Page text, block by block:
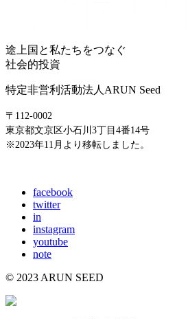
途上国と私たちをつなぐ
社会的投資
特定非営利活動法人ARUN Seed
〒112-0002
東京都文京区小石川3丁目4番14号
※2023年11月より移転しました。
facebook
twitter
in
instagram
youtube
note
© 2023 ARUN SEED